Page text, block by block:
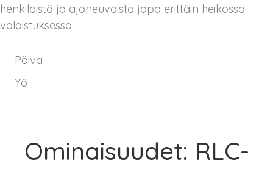
henkilöistä ja ajoneuvoista jopa erittäin heikossa
valaistuksessa.
Päivä
Yö
Ominaisuudet: RLC-